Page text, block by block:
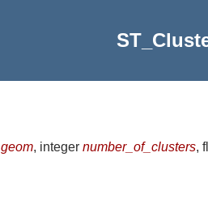
geom, integer number_of_clusters,